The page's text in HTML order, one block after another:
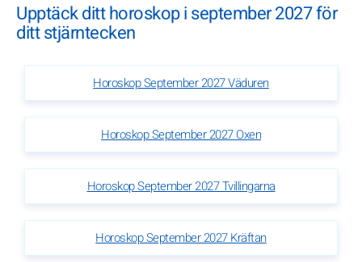
Upptäck ditt horoskop i september 2027 för
ditt stjärntecken
Horoskop September 2027 Väduren
Horoskop September 2027 Oxen
Horoskop September 2027 Tvillingarna
Horoskop September 2027 Kräftan